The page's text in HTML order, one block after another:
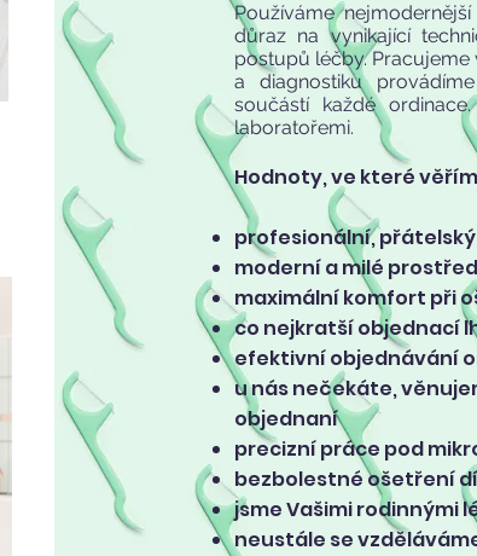
Používáme
důraz na vynikající
postupů léčby. Pracujeme
a diagnostiku
součástí každé
laboratořemi.
Hodnoty, ve které
profesionální,
moderní a milé
maximální komfort při
co nejkratší objednací
efektivní objednávání
u nás nečekáte,
objednaní
precizní práce pod
bezbolestné ošetření
jsme Vašimi rodinnými
neustále se